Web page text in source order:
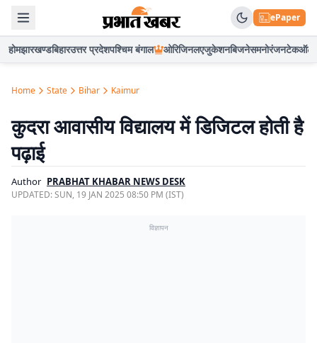
ePaper
होमझारखण्डबिहारउत्तर प्रदेशपश्चिम बंगाल ओरिजिनलएजुकेशनबिजनेसमनोरंजनटेकऑटो
Home State Bihar Kaimur
कुदरा आवासीय विद्यालय में डिजिटल होती है
पढ़ाई
Author PRABHAT KHABAR NEWS DESK
UPDATED:SUN, 19 JAN 2025 08:50 PM (IST)
विज्ञापन